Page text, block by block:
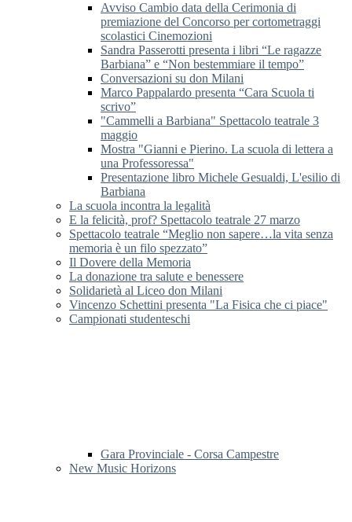
Avviso Cambio data della Cerimonia di
premiazione del Concorso per cortometraggi
scolastici Cinemozioni
Sandra Passerotti presenta i libri “Le ragazze
Barbiana” e “Non bestemmiare il tempo”
Conversazioni su don Milani
Marco Pappalardo presenta “Cara Scuola ti
scrivo”
"Cammelli a Barbiana" Spettacolo teatrale 3
maggio
Mostra "Gianni e Pierino. La scuola di lettera a
una Professoressa"
Presentazione libro Michele Gesualdi, L'esilio di
Barbiana
La scuola incontra la legalità
E la felicità, prof? Spettacolo teatrale 27 marzo
Spettacolo teatrale “Meglio non sapere…la vita senza
memoria è un filo spezzato”
Il Dovere della Memoria
La donazione tra salute e benessere
Solidarietà al Liceo don Milani
Vincenzo Schettini presenta "La Fisica che ci piace"
Campionati studenteschi
Gara Provinciale - Corsa Campestre
New Music Horizons